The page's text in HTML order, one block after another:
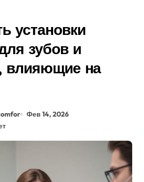
установки
зубов и
влияющие на
Фев 14, 2026